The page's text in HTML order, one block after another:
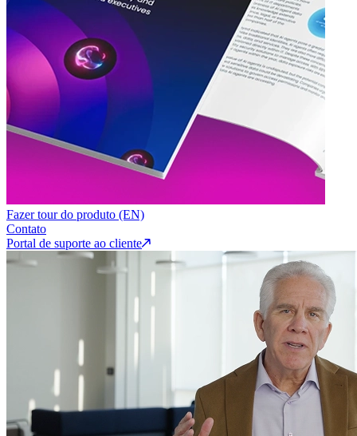
Fazer tour do produto (EN)
Contato
Portal de suporte ao cliente